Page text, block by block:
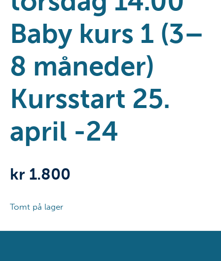
Baby kurs 1 (3–
8 måneder)
Kursstart 25.
april -24
kr 1.800
Tomt på lager